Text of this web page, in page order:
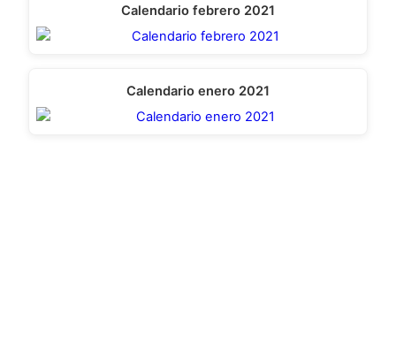
Calendario febrero 2021
Calendario enero 2021